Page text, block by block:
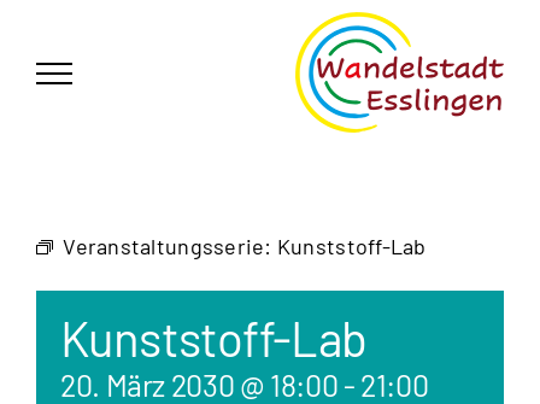
springen
Veranstaltungsserie: Kunststoff-Lab
Kunststoff-Lab
20. März 2030 @ 18:00 - 21:00